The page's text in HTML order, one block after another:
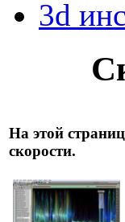
3d
На этой
скорости.